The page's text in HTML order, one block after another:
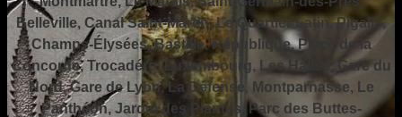
Belleville, Canal Saint-Martin, Le Quartier Latin, Pigalle,
Champs-Élysées, Bastille, République, Place de la
Concorde, Trocadéro, Luxembourg, Les Halles, Gare du
Nord, Gare de Lyon, La Défense, Montparnasse, Le
Panthéon, Jardin des Plantes, Parc des Buttes-